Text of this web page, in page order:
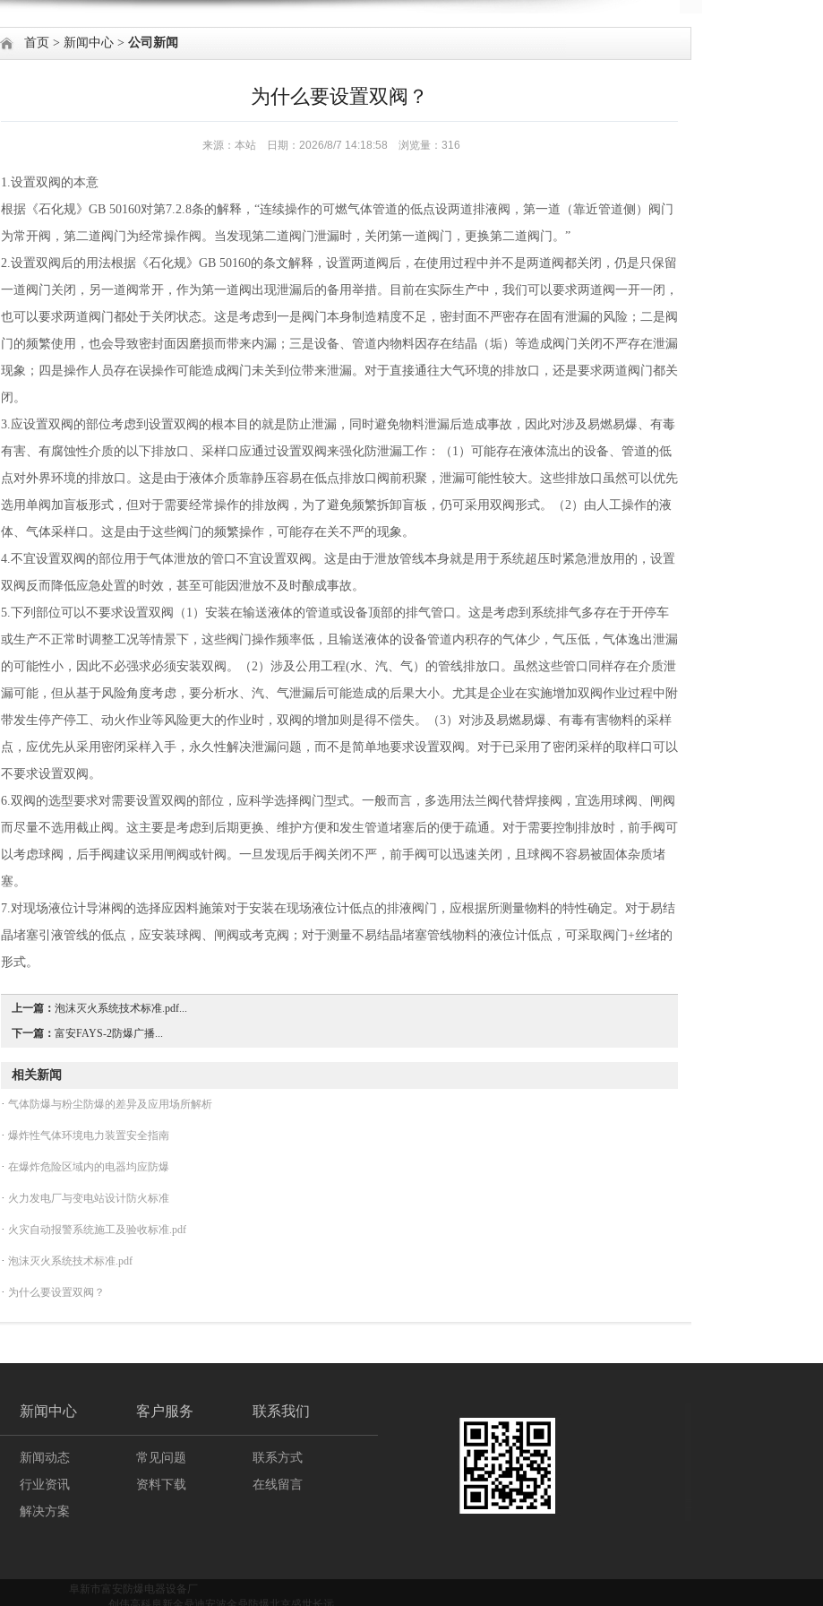
首页 > 新闻中心 > 公司新闻
为什么要设置双阀？
来源：本站 日期：2026/8/7 14:18:58 浏览量：316
1.设置双阀的本意
根据《石化规》GB 50160对第7.2.8条的解释，“连续操作的可燃气体管道的低点设两道排液阀，第一道（靠近管道侧）阀门
为常开阀，第二道阀门为经常操作阀。当发现第二道阀门泄漏时，关闭第一道阀门，更换第二道阀门。”
2.设置双阀后的用法根据《石化规》GB 50160的条文解释，设置两道阀后，在使用过程中并不是两道阀都关闭，仍是只保留
一道阀门关闭，另一道阀常开，作为第一道阀出现泄漏后的备用举措。目前在实际生产中，我们可以要求两道阀一开一闭，
也可以要求两道阀门都处于关闭状态。这是考虑到一是阀门本身制造精度不足，密封面不严密存在固有泄漏的风险；二是阀
门的频繁使用，也会导致密封面因磨损而带来内漏；三是设备、管道内物料因存在结晶（垢）等造成阀门关闭不严存在泄漏
现象；四是操作人员存在误操作可能造成阀门未关到位带来泄漏。对于直接通往大气环境的排放口，还是要求两道阀门都关
闭。
3.应设置双阀的部位考虑到设置双阀的根本目的就是防止泄漏，同时避免物料泄漏后造成事故，因此对涉及易燃易爆、有毒
有害、有腐蚀性介质的以下排放口、采样口应通过设置双阀来强化防泄漏工作：（1）可能存在液体流出的设备、管道的低
点对外界环境的排放口。这是由于液体介质靠静压容易在低点排放口阀前积聚，泄漏可能性较大。这些排放口虽然可以优先
选用单阀加盲板形式，但对于需要经常操作的排放阀，为了避免频繁拆卸盲板，仍可采用双阀形式。（2）由人工操作的液
体、气体采样口。这是由于这些阀门的频繁操作，可能存在关不严的现象。
4.不宜设置双阀的部位用于气体泄放的管口不宜设置双阀。这是由于泄放管线本身就是用于系统超压时紧急泄放用的，设置
双阀反而降低应急处置的时效，甚至可能因泄放不及时酿成事故。
5.下列部位可以不要求设置双阀（1）安装在输送液体的管道或设备顶部的排气管口。这是考虑到系统排气多存在于开停车
或生产不正常时调整工况等情景下，这些阀门操作频率低，且输送液体的设备管道内积存的气体少，气压低，气体逸出泄漏
的可能性小，因此不必强求必须安装双阀。（2）涉及公用工程(水、汽、气）的管线排放口。虽然这些管口同样存在介质泄
漏可能，但从基于风险角度考虑，要分析水、汽、气泄漏后可能造成的后果大小。尤其是企业在实施增加双阀作业过程中附
带发生停产停工、动火作业等风险更大的作业时，双阀的增加则是得不偿失。（3）对涉及易燃易爆、有毒有害物料的采样
点，应优先从采用密闭采样入手，永久性解决泄漏问题，而不是简单地要求设置双阀。对于已采用了密闭采样的取样口可以
不要求设置双阀。
6.双阀的选型要求对需要设置双阀的部位，应科学选择阀门型式。一般而言，多选用法兰阀代替焊接阀，宜选用球阀、闸阀
而尽量不选用截止阀。这主要是考虑到后期更换、维护方便和发生管道堵塞后的便于疏通。对于需要控制排放时，前手阀可
以考虑球阀，后手阀建议采用闸阀或针阀。一旦发现后手阀关闭不严，前手阀可以迅速关闭，且球阀不容易被固体杂质堵
塞。
7.对现场液位计导淋阀的选择应因料施策对于安装在现场液位计低点的排液阀门，应根据所测量物料的特性确定。对于易结
晶堵塞引液管线的低点，应安装球阀、闸阀或考克阀；对于测量不易结晶堵塞管线物料的液位计低点，可采取阀门+丝堵的
形式。
上一篇： 泡沫灭火系统技术标准.pdf...
下一篇： 富安FAYS-2防爆广播...
相关新闻
· 气体防爆与粉尘防爆的差异及应用场所解析
· 爆炸性气体环境电力装置安全指南
· 在爆炸危险区域内的电器均应防爆
· 火力发电厂与变电站设计防火标准
· 火灾自动报警系统施工及验收标准.pdf
· 泡沫灭火系统技术标准.pdf
· 为什么要设置双阀？
新闻中心 客户服务 联系我们
新闻动态
行业资讯
解决方案
常见问题
资料下载
联系方式
在线留言
阜新市富安防爆电器设备厂